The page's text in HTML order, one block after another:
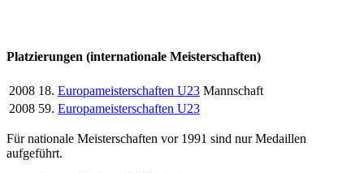
Platzierungen (internationale Meisterschaften)
2008 18. Europameisterschaften U23 Mannschaft
2008 59. Europameisterschaften U23
Für nationale Meisterschaften vor 1991 sind nur Medaillen
aufgeführt.